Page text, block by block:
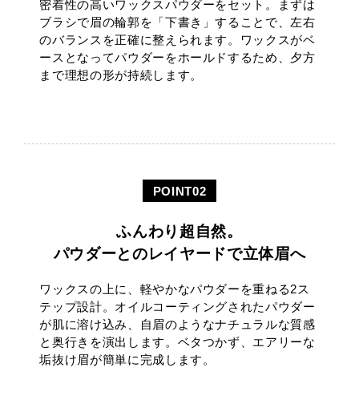
密着性の高いワックスパウダーをセット。まずは
ブラシで眉の輪郭を「下書き」することで、左右
のバランスを正確に整えられます。ワックスがベ
ースとなってパウダーをホールドするため、夕方
まで理想の形が持続します。
ふんわり超自然。
パウダーとのレイヤードで立体眉へ
ワックスの上に、軽やかなパウダーを重ねる2ス
テップ設計。オイルコーティングされたパウダー
が肌に溶け込み、自眉のようなナチュラルな質感
と奥行きを演出します。ベタつかず、エアリーな
垢抜け眉が簡単に完成します。